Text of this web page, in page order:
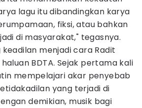
lagu itu dibandingkan karya
fiksi, atau bahkan
di masyarakat," tegasnya.
menjadi cara Radit
BDTA. Sejak pertama kali
mempelajari akar penyebab
yang terjadi di
demikian, musik bagi